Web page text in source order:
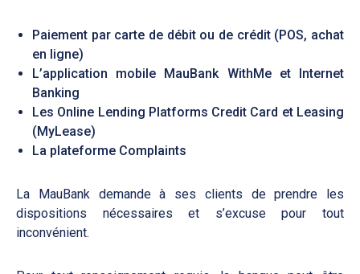
Paiement par carte de débit ou de crédit (POS, achat
en ligne)
L’application mobile MauBank WithMe et Internet
Banking
Les Online Lending Platforms Credit Card et Leasing
(MyLease)
La plateforme Complaints
La MauBank demande à ses clients de prendre les
dispositions nécessaires et s’excuse pour tout
inconvénient.